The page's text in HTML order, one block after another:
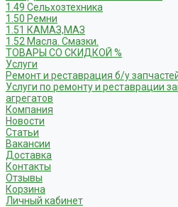
1.49 Сельхозтехника
1.50 Ремни
1.51 КАМАЗ,МАЗ
1.52 Масла. Смазки.
ТОВАРЫ СО СКИДКОЙ %
Услуги
Ремонт и реставрация б/у
Услуги по ремонту и реставрации
агрегатов
Компания
Новости
Статьи
Вакансии
Доставка
Контакты
Отзывы
Корзина
Личный кабинет